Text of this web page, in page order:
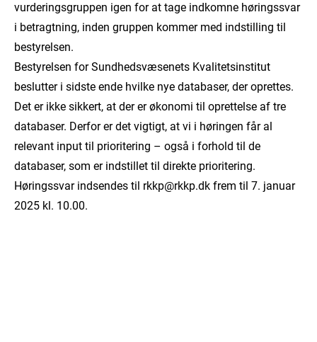
vurderingsgruppen igen for at tage indkomne høringssvar
i betragtning, inden gruppen kommer med indstilling til
bestyrelsen.
Bestyrelsen for Sundhedsvæsenets Kvalitetsinstitut
beslutter i sidste ende hvilke nye databaser, der oprettes.
Det er ikke sikkert, at der er økonomi til oprettelse af tre
databaser. Derfor er det vigtigt, at vi i høringen får al
relevant input til prioritering – også i forhold til de
databaser, som er indstillet til direkte prioritering.
Høringssvar indsendes til rkkp@rkkp.dk frem til 7. januar
2025 kl. 10.00.